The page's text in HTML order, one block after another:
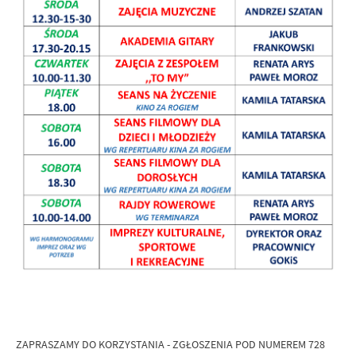
ZAPRASZAMY DO KORZYSTANIA - ZGŁOSZENIA POD NUMEREM 728